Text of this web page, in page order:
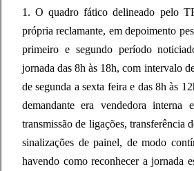
1. O quadro fático delineado pelo
própria reclamante, em depoimento
primeiro e segundo período
jornada das 8h às 18h, com intervalo
de segunda a sexta feira e das 8h às
demandante era vendedora interna
transmissão de ligações, transferência
sinalizações de painel, de modo
havendo como reconhecer a jornada